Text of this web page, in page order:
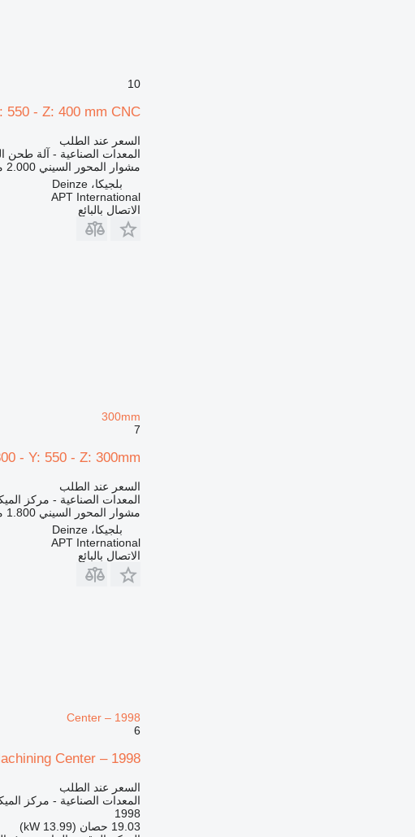
10
550 - Z: 400 mm CNC
السعر عند الطلب
المعدات الصناعية - آلة طحن
مشوار المحور السيني 2.000 ملم
بلجيكا، Deinze
APT International
الاتصال بالبائع
300mm
7
- Y: 550 - Z: 300mm
السعر عند الطلب
المعدات الصناعية - مركز
مشوار المحور السيني 1.800 ملم
بلجيكا، Deinze
APT International
الاتصال بالبائع
Center – 1998
6
Center – 1998
السعر عند الطلب
المعدات الصناعية - مركز
1998
19.03 حصان (13.99 kW)